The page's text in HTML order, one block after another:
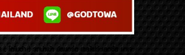
โยต้า ) รถนำเข้า อัลพาร์ด เวลไฟร์ เลกซัส มาเจ